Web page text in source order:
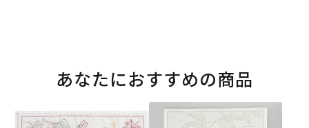
あなたにおすすめの商品